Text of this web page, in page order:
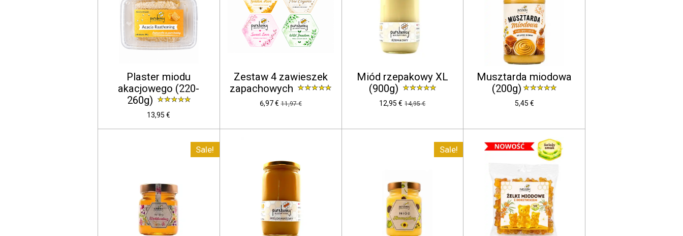
Plaster miodu
akacjowego (220-
260g)
13,95 €
Zestaw 4 zawieszek
zapachowych
6,97 € 11,97 €
Miód rzepakowy XL
(900g)
12,95 € 14,95 €
Musztarda miodowa
(200g)
5,45 €
Sale! Sale!